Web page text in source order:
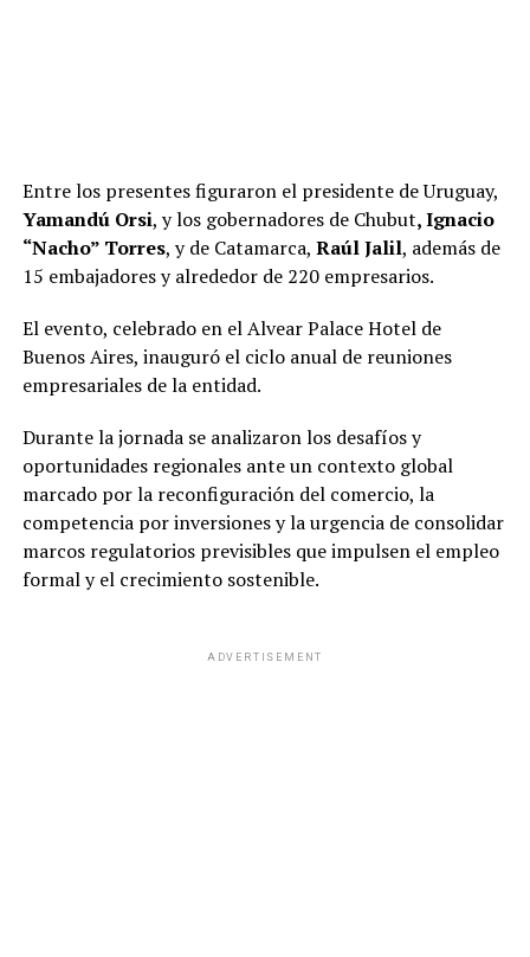
Entre los presentes figuraron el presidente de Uruguay,
Yamandú Orsi, y los gobernadores de Chubut, Ignacio
“Nacho” Torres, y de Catamarca, Raúl Jalil, además de
15 embajadores y alrededor de 220 empresarios.
El evento, celebrado en el Alvear Palace Hotel de
Buenos Aires, inauguró el ciclo anual de reuniones
empresariales de la entidad.
Durante la jornada se analizaron los desafíos y
oportunidades regionales ante un contexto global
marcado por la reconfiguración del comercio, la
competencia por inversiones y la urgencia de consolidar
marcos regulatorios previsibles que impulsen el empleo
formal y el crecimiento sostenible.
ADVERTISEMENT